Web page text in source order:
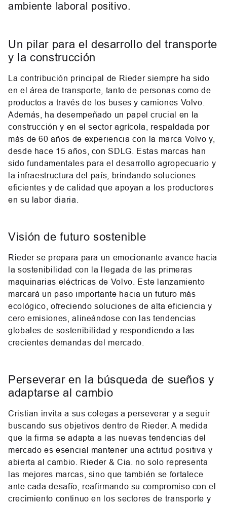
ambiente laboral positivo.
Un pilar para el desarrollo del transporte
y la construcción
La contribución principal de Rieder siempre ha sido
en el área de transporte, tanto de personas como de
productos a través de los buses y camiones Volvo.
Además, ha desempeñado un papel crucial en la
construcción y en el sector agrícola, respaldada por
más de 60 años de experiencia con la marca Volvo y,
desde hace 15 años, con SDLG. Estas marcas han
sido fundamentales para el desarrollo agropecuario y
la infraestructura del país, brindando soluciones
eficientes y de calidad que apoyan a los productores
en su labor diaria.
Visión de futuro sostenible
Rieder se prepara para un emocionante avance hacia
la sostenibilidad con la llegada de las primeras
maquinarias eléctricas de Volvo. Este lanzamiento
marcará un paso importante hacia un futuro más
ecológico, ofreciendo soluciones de alta eficiencia y
cero emisiones, alineándose con las tendencias
globales de sostenibilidad y respondiendo a las
crecientes demandas del mercado.
Perseverar en la búsqueda de sueños y
adaptarse al cambio
Cristian invita a sus colegas a perseverar y a seguir
buscando sus objetivos dentro de Rieder. A medida
que la firma se adapta a las nuevas tendencias del
mercado es esencial mantener una actitud positiva y
abierta al cambio. Rieder & Cia. no solo representa
las mejores marcas, sino que también se fortalece
ante cada desafío, reafirmando su compromiso con el
crecimiento continuo en los sectores de transporte y